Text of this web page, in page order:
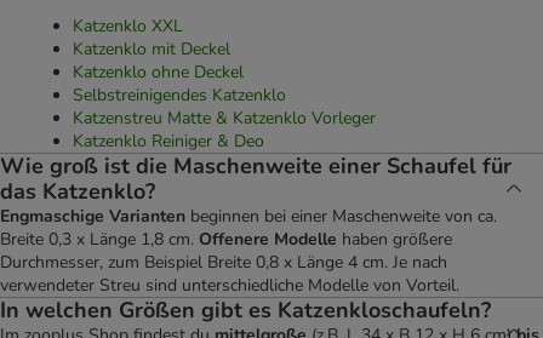
Katzenklo XXL
Katzenklo mit Deckel
Katzenklo ohne Deckel
Selbstreinigendes Katzenklo
Katzenstreu Matte & Katzenklo Vorleger
Katzenklo Reiniger & Deo
Wie groß ist die Maschenweite einer Schaufel für
das Katzenklo?
Engmaschige Varianten beginnen bei einer Maschenweite von ca.
Breite 0,3 x Länge 1,8 cm. Offenere Modelle haben größere
Durchmesser, zum Beispiel Breite 0,8 x Länge 4 cm. Je nach
verwendeter Streu sind unterschiedliche Modelle von Vorteil.
In welchen Größen gibt es Katzenkloschaufeln?